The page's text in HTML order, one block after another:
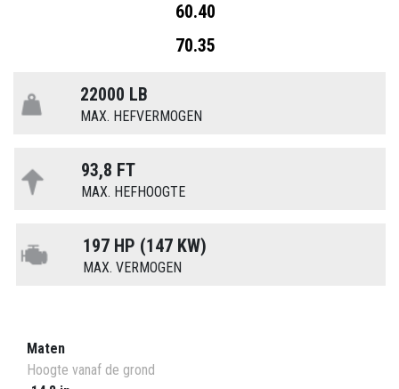
60.40
70.35
22000 LB
MAX. HEFVERMOGEN
93,8 FT
MAX. HEFHOOGTE
197 HP (147 KW)
MAX. VERMOGEN
Maten
Hoogte vanaf de grond